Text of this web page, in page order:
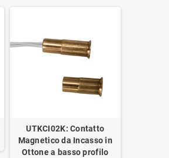
UTKCI02K: Contatto
Magnetico da Incasso in
Ottone a basso profilo